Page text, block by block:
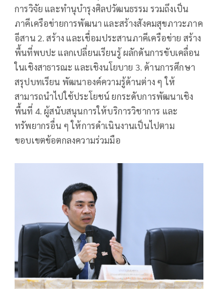
การวิจัย และทำนุบำรุงศิลปวัฒนธรรม รวมถึงเป็น
ภาคีเครือข่ายการพัฒนา และสร้างสังคมสุขภาวะภาค
อีสาน 2. สร้าง และเชื่อมประสานภาคีเครือข่าย สร้าง
พื้นที่พบปะ แลกเปลี่ยนเรียนรู้ ผลักดันการขับเคลื่อน
ในเชิงสาธารณะ และเชิงนโยบาย 3. ด้านการศึกษา
สรุปบทเรียน พัฒนาองค์ความรู้ด้านต่าง ๆ ให้
สามารถนำไปใช้ประโยชน์ ยกระดับการพัฒนาเชิง
พื้นที่ 4. ผู้สนับสนุนการให้บริการวิชาการ และ
ทรัพยากรอื่น ๆ ให้การดำเนินงานเป็นไปตาม
ขอบเขตข้อตกลงความร่วมมือ